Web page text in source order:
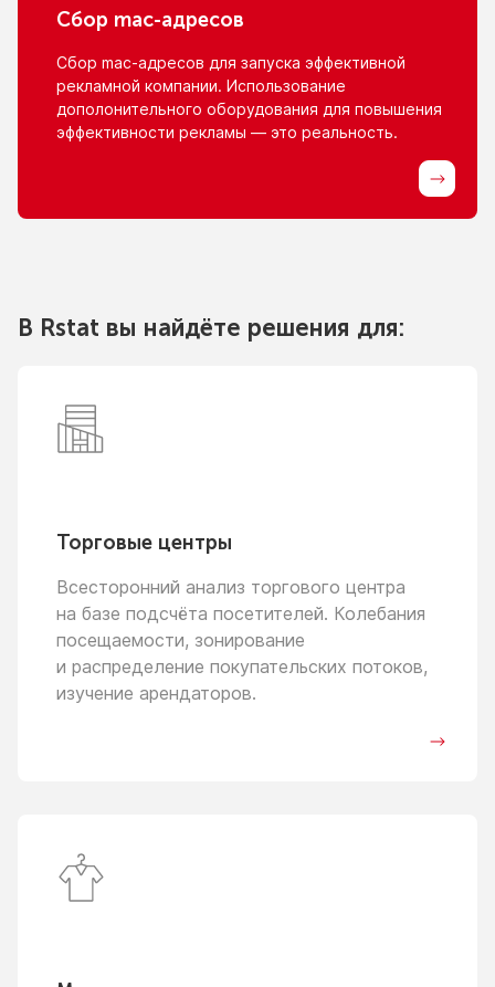
Сбор mac-адресов
Сбор mac-адресов для запуска эффективной
рекламной компании. Использование
дополонительного оборудования для повышения
эффективности рекламы — это реальность.
В Rstat вы найдёте решения для:
Торговые центры
Всесторонний анализ торгового центра
на базе подсчёта посетителей. Колебания
посещаемости, зонирование
и распределение покупательских потоков,
изучение арендаторов.